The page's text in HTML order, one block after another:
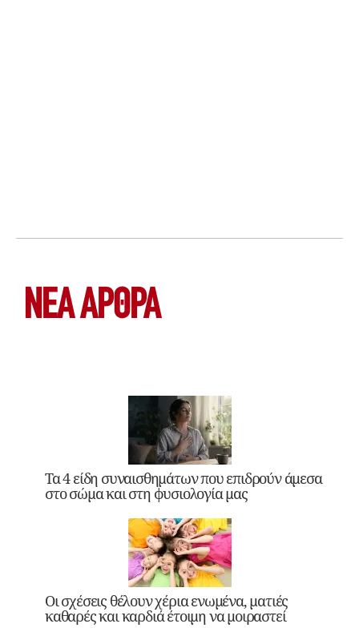
ΝΕΑ ΆΡΘΡΑ
Τα 4 είδη συναισθημάτων που επιδρούν άμεσα
στο σώμα και στη φυσιολογία μας
Οι σχέσεις θέλουν χέρια ενωμένα, ματιές
καθαρές και καρδιά έτοιμη να μοιραστεί